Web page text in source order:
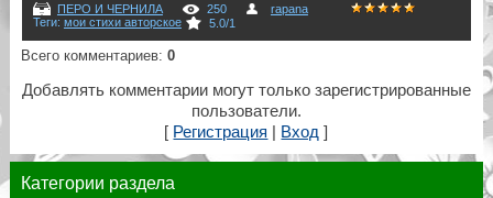
ПЕРО И ЧЕРНИЛА 250
rapana
Теги: мои стихи авторское 5.0/1
Всего комментариев: 0
Добавлять комментарии могут только зарегистрированные
пользователи.
[ Регистрация Вход ]
Категории раздела